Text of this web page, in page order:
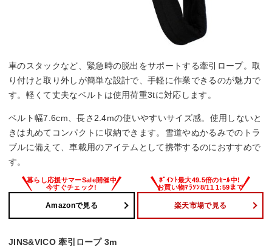
車のスタックなど、緊急時の脱出をサポートする牽引ロープ。取
り付けと取り外しが簡単な設計で、手軽に作業できるのが魅力で
す。軽くて丈夫なベルトは使用荷重3tに対応します。
ベルト幅7.6cm、長さ2.4mの使いやすいサイズ感。使用しないと
きは丸めてコンパクトに収納できます。雪道やぬかるみでのトラ
ブルに備えて、車載用のアイテムとして携帯するのにおすすめで
す。
Amazonで見る 楽天市場で見る
JINS&VICO 牽引ロープ 3m